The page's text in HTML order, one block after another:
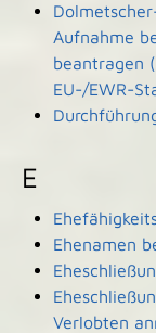
Aufnahme
beantragen
EU-/EWR-
E
Ehenamen
Verlobten